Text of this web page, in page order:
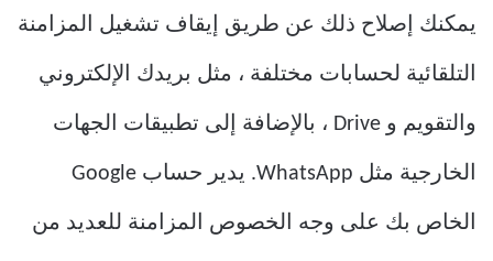
يمكنك إصلاح ذلك عن طريق إيقاف تشغيل المزامنة
التلقائية لحسابات مختلفة ، مثل بريدك الإلكتروني
والتقويم و Drive ، بالإضافة إلى تطبيقات الجهات
الخارجية مثل WhatsApp. يدير حساب Google
الخاص بك على وجه الخصوص المزامنة للعديد من